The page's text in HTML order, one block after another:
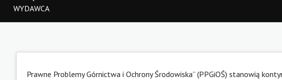
WYDAWCA
Prawne Problemy Górnictwa i Ochrony Środowiska” (PPGiOŚ) stanowią